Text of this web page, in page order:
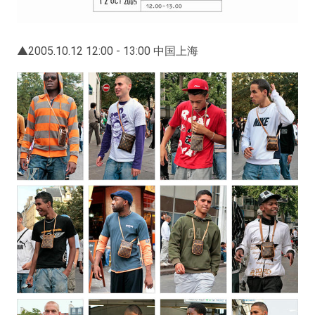
▲2005.10.12 12:00 - 13:00 中国上海